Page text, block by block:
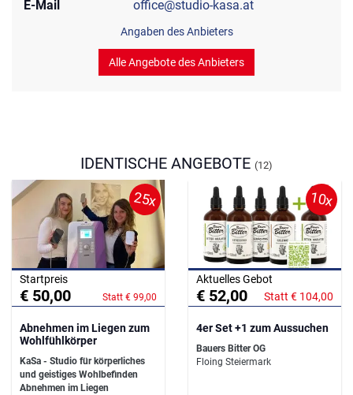
E-Mail office@studio-kasa.at
Angaben des Anbieters
Alle Angebote des Anbieters
IDENTISCHE ANGEBOTE (12)
25x
Startpreis
€ 50,00 Statt € 99,00
Abnehmen im Liegen zum
Wohlfühlkörper
KaSa - Studio für körperliches
und geistiges Wohlbefinden
Abnehmen im Liegen
10x
Aktuelles Gebot
€ 52,00 Statt € 104,00
4er Set +1 zum Aussuchen
Bauers Bitter OG
Floing Steiermark